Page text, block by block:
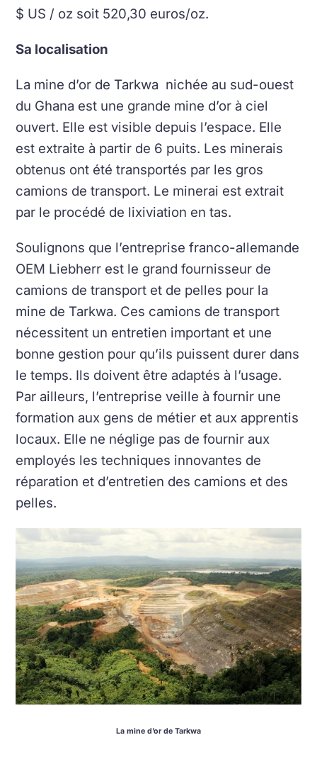
$ US / oz soit 520,30 euros/oz.
Sa localisation
La mine d’or de Tarkwa nichée au sud-ouest
du Ghana est une grande mine d’or à ciel
ouvert. Elle est visible depuis l’espace. Elle
est extraite à partir de 6 puits. Les minerais
obtenus ont été transportés par les gros
camions de transport. Le minerai est extrait
par le procédé de lixiviation en tas.
Soulignons que l’entreprise franco-allemande
OEM Liebherr est le grand fournisseur de
camions de transport et de pelles pour la
mine de Tarkwa. Ces camions de transport
nécessitent un entretien important et une
bonne gestion pour qu’ils puissent durer dans
le temps. Ils doivent être adaptés à l’usage.
Par ailleurs, l’entreprise veille à fournir une
formation aux gens de métier et aux apprentis
locaux. Elle ne néglige pas de fournir aux
employés les techniques innovantes de
réparation et d’entretien des camions et des
pelles.
La mine d’or de Tarkwa